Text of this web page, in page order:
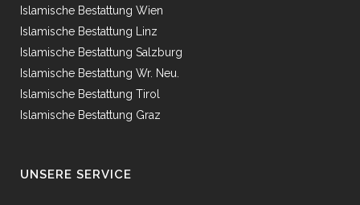
Islamische Bestattung Wien
Islamische Bestattung Linz
Islamische Bestattung Salzburg
Islamische Bestattung Wr. Neu.
Islamische Bestattung Tirol
Islamische Bestattung Graz
UNSERE SERVICE